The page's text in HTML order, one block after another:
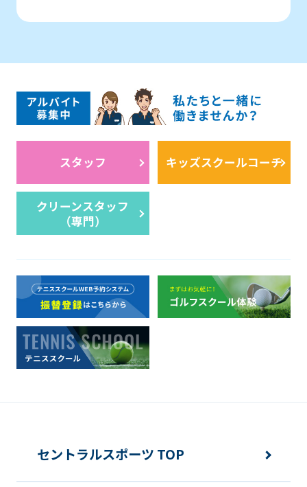
スタッフ キッズスクールコーチ
クリーンスタッフ
（専門）
セントラルスポーツ TOP